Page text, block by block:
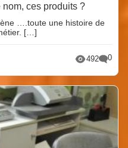
ces produits ?
….toute une histoire de
[…]
492 0